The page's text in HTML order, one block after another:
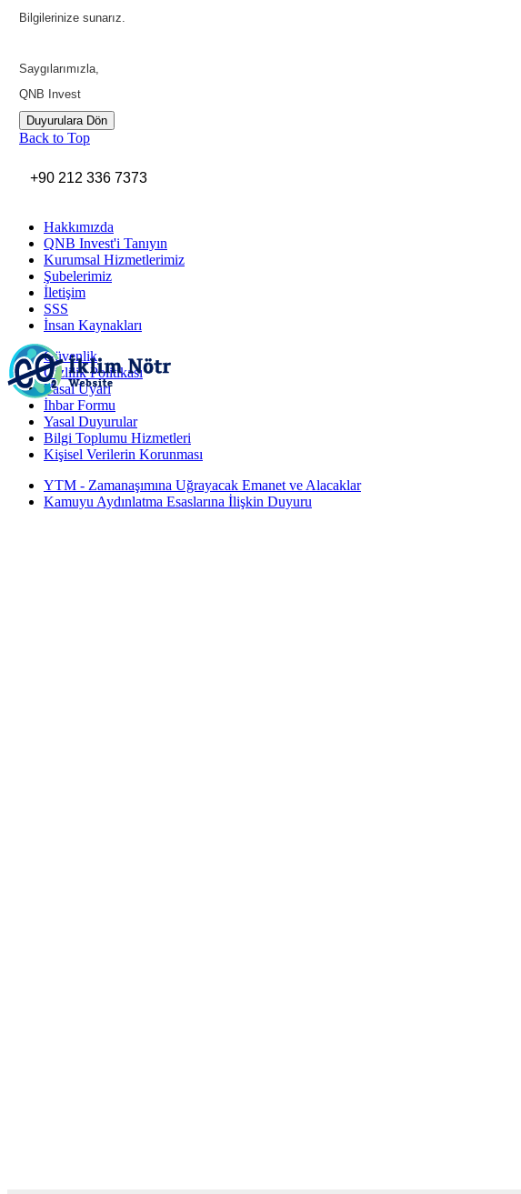
Bilgilerinize sunarız.
Saygılarımızla,
QNB Invest
Duyurulara Dön
Back to Top
+90 212 336 7373
Hakkımızda
QNB Invest'i Tanıyın
Kurumsal Hizmetlerimiz
Şubelerimiz
İletişim
SSS
İnsan Kaynakları
Güvenlik
Gizlilik Politikası
Yasal Uyarı
İhbar Formu
Yasal Duyurular
Bilgi Toplumu Hizmetleri
Kişisel Verilerin Korunması
YTM - Zamanaşımına Uğrayacak Emanet ve Alacaklar
Kamuyu Aydınlatma Esaslarına İlişkin Duyuru